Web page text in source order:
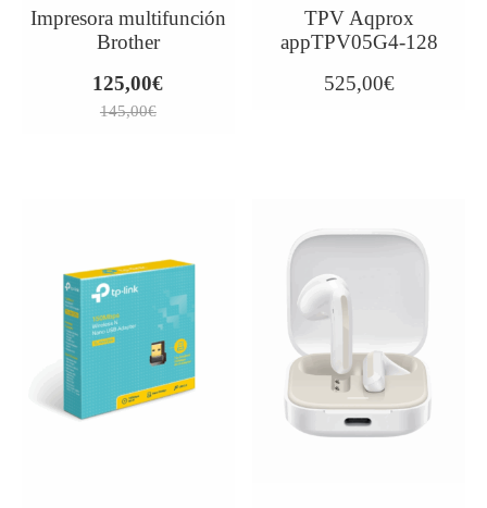
Impresora multifunción
Brother
145,00€
125,00€
TPV Aqprox
appTPV05G4-128
525,00€